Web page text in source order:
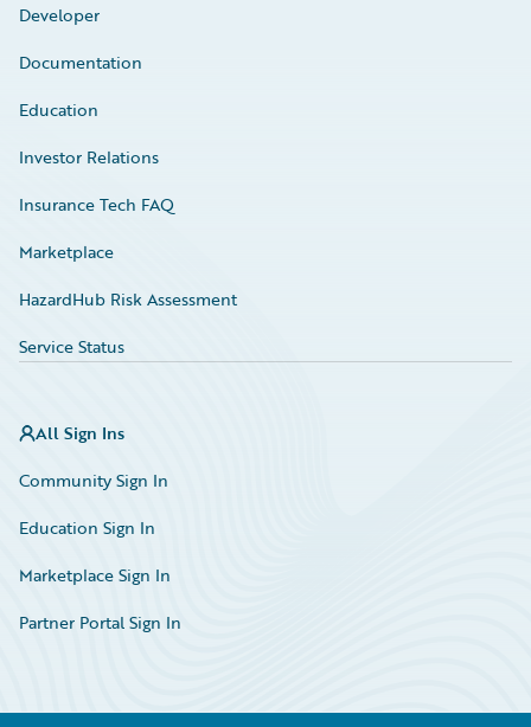
Developer
Documentation
Education
Investor Relations
Insurance Tech FAQ
Marketplace
HazardHub Risk Assessment
Service Status
All Sign Ins
Community Sign In
Education Sign In
Marketplace Sign In
Partner Portal Sign In